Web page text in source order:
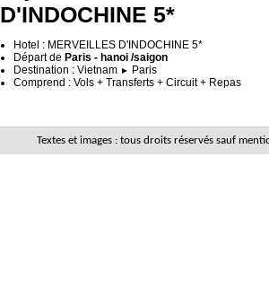
D'INDOCHINE 5*
Hotel : MERVEILLES D'INDOCHINE 5*
Départ de Paris - hanoi /saigon
Destination : Vietnam ► Paris
Comprend : Vols + Transferts + Circuit + Repas
Textes et images : tous droits réservés sauf